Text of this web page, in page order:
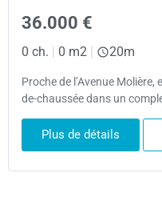
36.000 €
0 ch. 0 m2 20m
Proche de l’Avenue
de-chaussée dans un
Plus de détails